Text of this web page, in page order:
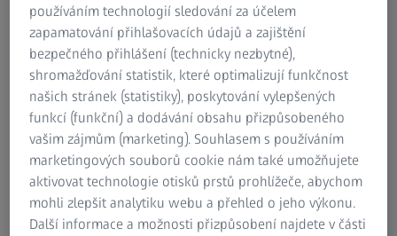
Najděte svou místní kontaktní osobu
používáním technologií sledování za účelem
zapamatování přihlašovacích údajů a zajištění
bezpečného přihlášení (technicky nezbytné),
shromažďování statistik, které optimalizují funkčnost
našich stránek (statistiky), poskytování vylepšených
funkcí (funkční) a dodávání obsahu přizpůsobeného
vašim zájmům (marketing). Souhlasem s používáním
marketingových souborů cookie nám také umožňujete
aktivovat technologie otisků prstů prohlížeče, abychom
mohli zlepšit analytiku webu a přehled o jeho výkonu.
Další informace a možnosti přizpůsobení najdete v části